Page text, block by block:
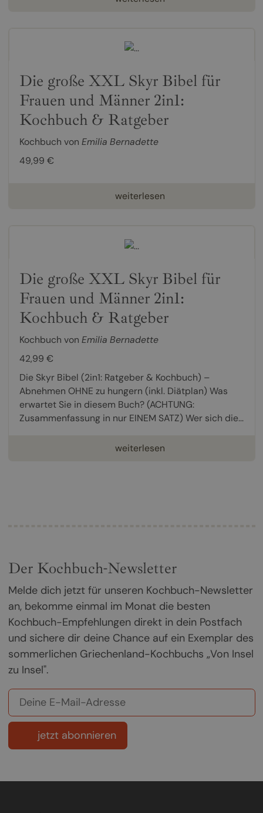
Die große XXL Skyr Bibel für
Frauen und Männer 2in1:
Kochbuch & Ratgeber
Kochbuch von Emilia Bernadette
49,99 €
weiterlesen
Die große XXL Skyr Bibel für
Frauen und Männer 2in1:
Kochbuch & Ratgeber
Kochbuch von Emilia Bernadette
42,99 €
Die Skyr Bibel (2in1: Ratgeber & Kochbuch) –
Abnehmen OHNE zu hungern (inkl. Diätplan) Was
erwartet Sie in diesem Buch? (ACHTUNG:
Zusammenfassung in nur EINEM SATZ) Wer sich die...
weiterlesen
Der Kochbuch-Newsletter
Melde dich jetzt für unseren Kochbuch-Newsletter
an, bekomme einmal im Monat die besten
Kochbuch-Empfehlungen direkt in dein Postfach
und sichere dir deine Chance auf ein Exemplar des
sommerlichen Griechenland-Kochbuchs „Von Insel
zu Insel".
jetzt abonnieren